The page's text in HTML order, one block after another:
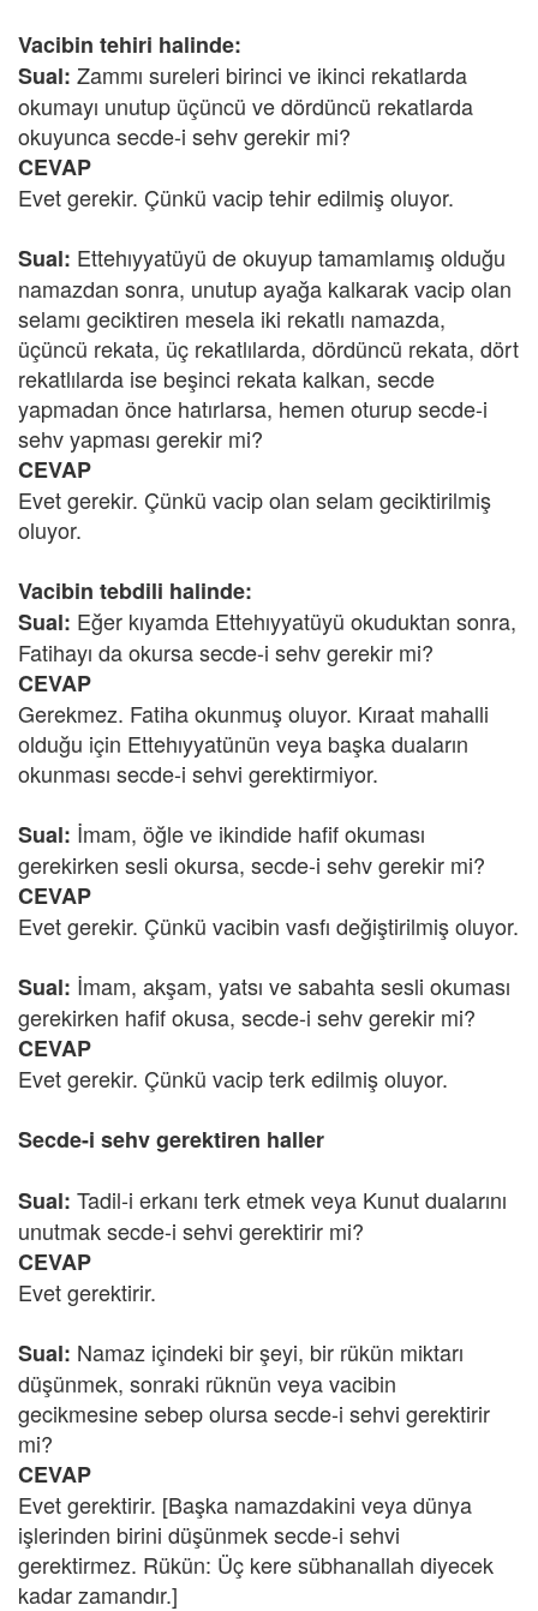
Vacibin tehiri halinde:
Sual: Zammı sureleri birinci ve ikinci rekatlarda
okumayı unutup üçüncü ve dördüncü rekatlarda
okuyunca secde-i sehv gerekir mi?
CEVAP
Evet gerekir. Çünkü vacip tehir edilmiş oluyor.
Sual: Ettehıyyatüyü de okuyup tamamlamış olduğu
namazdan sonra, unutup ayağa kalkarak vacip olan
selamı geciktiren mesela iki rekatlı namazda,
üçüncü rekata, üç rekatlılarda, dördüncü rekata, dört
rekatlılarda ise beşinci rekata kalkan, secde
yapmadan önce hatırlarsa, hemen oturup secde-i
sehv yapması gerekir mi?
CEVAP
Evet gerekir. Çünkü vacip olan selam geciktirilmiş
oluyor.
Vacibin tebdili halinde:
Sual: Eğer kıyamda Ettehıyyatüyü okuduktan sonra,
Fatihayı da okursa secde-i sehv gerekir mi?
CEVAP
Gerekmez. Fatiha okunmuş oluyor. Kıraat mahalli
olduğu için Ettehıyyatünün veya başka duaların
okunması secde-i sehvi gerektirmiyor.
Sual: İmam, öğle ve ikindide hafif okuması
gerekirken sesli okursa, secde-i sehv gerekir mi?
CEVAP
Evet gerekir. Çünkü vacibin vasfı değiştirilmiş oluyor.
Sual: İmam, akşam, yatsı ve sabahta sesli okuması
gerekirken hafif okusa, secde-i sehv gerekir mi?
CEVAP
Evet gerekir. Çünkü vacip terk edilmiş oluyor.
Secde-i sehv gerektiren haller
Sual: Tadil-i erkanı terk etmek veya Kunut dualarını
unutmak secde-i sehvi gerektirir mi?
CEVAP
Evet gerektirir.
Sual: Namaz içindeki bir şeyi, bir rükün miktarı
düşünmek, sonraki rüknün veya vacibin
gecikmesine sebep olursa secde-i sehvi gerektirir
mi?
CEVAP
Evet gerektirir. [Başka namazdakini veya dünya
işlerinden birini düşünmek secde-i sehvi
gerektirmez. Rükün: Üç kere sübhanallah diyecek
kadar zamandır.]